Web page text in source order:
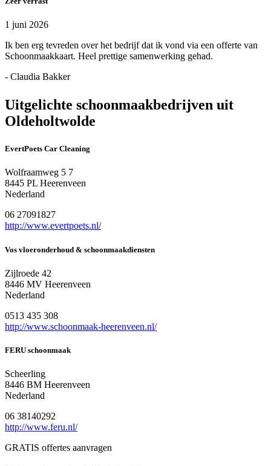
1 juni 2026
Ik ben erg tevreden over het bedrijf dat ik vond via een offerte van
Schoonmaakkaart. Heel prettige samenwerking gehad.
- Claudia Bakker
Uitgelichte schoonmaakbedrijven uit
Oldeholtwolde
EvertPoets Car Cleaning
Wolfraamweg 5 7
8445 PL Heerenveen
Nederland
06 27091827
http://www.evertpoets.nl/
Vos vloeronderhoud & schoonmaakdiensten
Zijlroede 42
8446 MV Heerenveen
Nederland
0513 435 308
http://www.schoonmaak-heerenveen.nl/
FERU schoonmaak
Scheerling
8446 BM Heerenveen
Nederland
06 38140292
http://www.feru.nl/
GRATIS offertes aanvragen